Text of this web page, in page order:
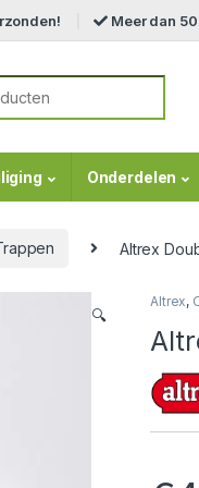
Meer dan
Onderdelen
Altrex
🔍
Altrex,